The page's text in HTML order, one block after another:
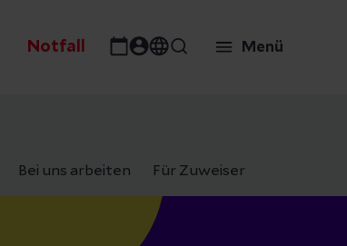
Notfall Menü
Bei uns arbeiten Für Zuweiser